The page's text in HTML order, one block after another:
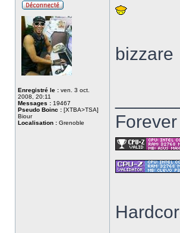
ligne
Enregistré le : ven. 3 oct.
2008, 20:11
Messages : 19467
Pseudo Boinc : [XTBA>TSA]
Biour
Localisation : Grenoble
bizzare